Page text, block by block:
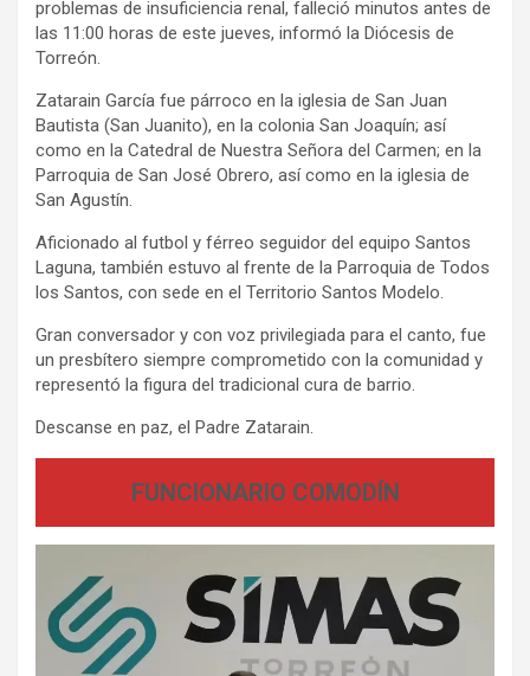
problemas de insuficiencia renal, falleció minutos antes de
las 11:00 horas de este jueves, informó la Diócesis de
Torreón.
Zatarain García fue párroco en la iglesia de San Juan
Bautista (San Juanito), en la colonia San Joaquín; así
como en la Catedral de Nuestra Señora del Carmen; en la
Parroquia de San José Obrero, así como en la iglesia de
San Agustín.
Aficionado al futbol y férreo seguidor del equipo Santos
Laguna, también estuvo al frente de la Parroquia de Todos
los Santos, con sede en el Territorio Santos Modelo.
Gran conversador y con voz privilegiada para el canto, fue
un presbítero siempre comprometido con la comunidad y
representó la figura del tradicional cura de barrio.
Descanse en paz, el Padre Zatarain.
FUNCIONARIO COMODÍN